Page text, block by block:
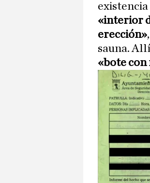
existencia
«interior
erección»
sauna.
«bote con